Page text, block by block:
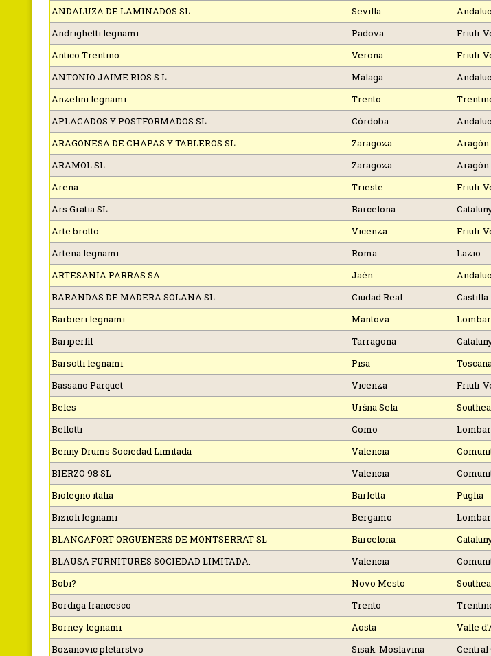
ANDALUZA DE LAMINADOS SL
Sevilla
Andrighetti legnami
Padova Friuli-
Antico Trentino
Verona Friuli-
ANTONIO JAIME RIOS S.L.
Málaga
Anzelini legnami
Trento
APLACADOS Y POSTFORMADOS SL
Córdoba
ARAGONESA DE CHAPAS Y TABLEROS SL
Zaragoza Aragón
ARAMOL SL
Zaragoza Aragón
Arena
Trieste Friuli-
Ars Gratia SL
Barcelona
Arte brotto
Vicenza Friuli-
Artena legnami
Roma Lazio
ARTESANIA PARRAS SA
Jaén
BARANDAS DE MADERA SOLANA SL
Ciudad Real
Barbieri legnami
Mantova
Bariperfil
Tarragona
Barsotti legnami
Pisa
Bassano Parquet
Vicenza Friuli-
Beles
Uršna Sela
Bellotti
Como
Benny Drums Sociedad Limitada
Valencia
BIERZO 98 SL
Valencia
Biolegno italia
Barletta Puglia
Bizioli legnami
Bergamo
BLANCAFORT ORGUENERS DE MONTSERRAT SL
Barcelona
BLAUSA FURNITURES SOCIEDAD LIMITADA.
Valencia
Bobi?
Novo Mesto
Bordiga francesco
Trento
Borney legnami
Aosta Valle
Bozanovic pletarstvo
Sisak-Moslavina Central